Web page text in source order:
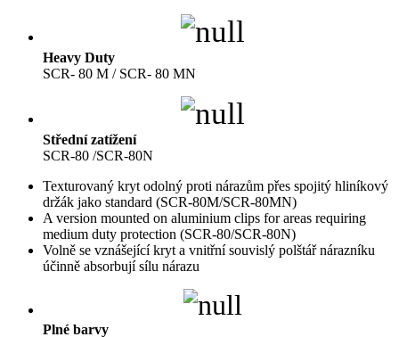
Heavy Duty
SCR- 80 M / SCR- 80 MN
Střední zatížení
SCR-80 /SCR-80N
Texturovaný kryt odolný proti nárazům přes spojitý hliníkový
držák jako standard (SCR-80M/SCR-80MN)
A version mounted on aluminium clips for areas requiring
medium duty protection (SCR-80/SCR-80N)
Volně se vznášející kryt a vnitřní souvislý polštář nárazníku
účinně absorbují sílu nárazu
Plné barvy